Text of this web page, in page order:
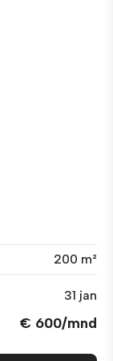
200 m²
31 jan
€ 600/mnd